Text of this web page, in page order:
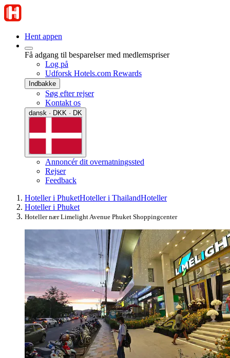
Hent appen
Få adgang til besparelser med medlemspriser
Log på
Udforsk Hotels.com Rewards
Indbakke
Søg efter rejser
Kontakt os
dansk · DKK · DK
Annoncér dit overnatningssted
Rejser
Feedback
Hoteller i PhuketHoteller i ThailandHoteller
Hoteller i Phuket
Hoteller nær Limelight Avenue Phuket Shoppingcenter